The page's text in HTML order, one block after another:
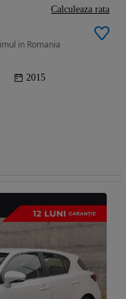
in Romania
2015
Calculeaza rata